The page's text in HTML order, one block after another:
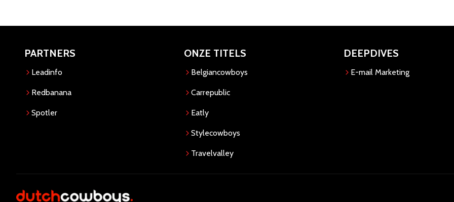
PARTNERS
Leadinfo
Redbanana
Spotler
ONZE TITELS
Belgiancowboys
Carrepublic
Eatly
Stylecowboys
Travelvalley
DEEPDIVES
E-mail Marketing